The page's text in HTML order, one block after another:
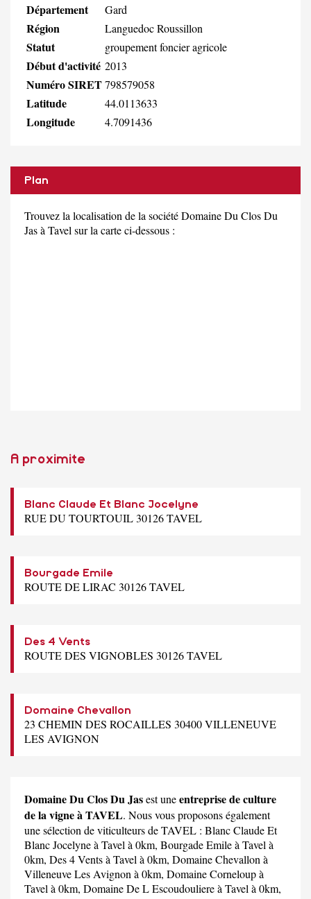
Département Gard
Région Languedoc Roussillon
Statut groupement foncier agricole
Début d'activité 2013
Numéro SIRET798579058
Latitude 44.0113633
Longitude 4.7091436
Plan
Trouvez la localisation de la société Domaine Du Clos Du
Jas à Tavel sur la carte ci-dessous :
A proximite
Blanc Claude Et Blanc Jocelyne
RUE DU TOURTOUIL 30126 TAVEL
Bourgade Emile
ROUTE DE LIRAC 30126 TAVEL
Des 4 Vents
ROUTE DES VIGNOBLES 30126 TAVEL
Domaine Chevallon
23 CHEMIN DES ROCAILLES 30400 VILLENEUVE
LES AVIGNON
Domaine Du Clos Du Jasest uneentreprise de culture
de la vigne à TAVEL. Nous vous proposons également
une sélection de viticulteurs de TAVEL : Blanc Claude Et
Blanc Jocelyneà Tavel à 0km, Bourgade Emileà Tavel à
0km, Des 4 Ventsà Tavel à 0km, Domaine Chevallon à
Villeneuve Les Avignon à 0km, Domaine Corneloupà
Tavel à 0km, Domaine De L Escoudouliereà Tavel à 0km,